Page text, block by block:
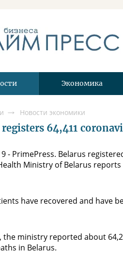
Экономика
Новости экономики
64,411
9 - PrimePress. Belarus
Ministry of Belarus
have recovered and have
the ministry reported about
in Belarus.